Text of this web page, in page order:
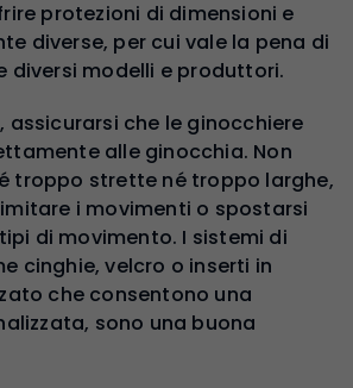
protezioni di dimensioni e
diverse, per cui vale la pena di
diversi modelli e produttori.
assicurarsi che le ginocchiere
alle ginocchia. Non
troppo strette né troppo larghe,
i movimenti o spostarsi
di movimento. I sistemi di
cinghie, velcro o inserti in
che consentono una
sono una buona